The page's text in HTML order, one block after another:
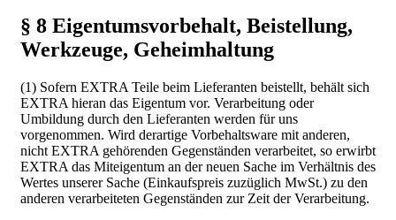
§ 8 Eigentumsvorbehalt, Beistellung,
Werkzeuge, Geheimhaltung
(1) Sofern EXTRA Teile beim Lieferanten beistellt, behält sich
EXTRA hieran das Eigentum vor. Verarbeitung oder
Umbildung durch den Lieferanten werden für uns
vorgenommen. Wird derartige Vorbehaltsware mit anderen,
nicht EXTRA gehörenden Gegenständen verarbeitet, so erwirbt
EXTRA das Miteigentum an der neuen Sache im Verhältnis des
Wertes unserer Sache (Einkaufspreis zuzüglich MwSt.) zu den
anderen verarbeiteten Gegenständen zur Zeit der Verarbeitung.